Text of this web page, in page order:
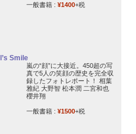
一般書籍 : ¥1400+税
Smile
嵐の“顔”に大接近。450超の写
真で5人の笑顔の歴史を完全収
録したフォトレポート！ 相葉
雅紀 大野智 松本潤 二宮和也
櫻井翔
一般書籍 : ¥1500+税